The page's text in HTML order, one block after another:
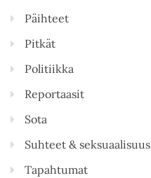
Päihteet
Pitkät
Politiikka
Reportaasit
Sota
Suhteet & seksuaalisuus
Tapahtumat